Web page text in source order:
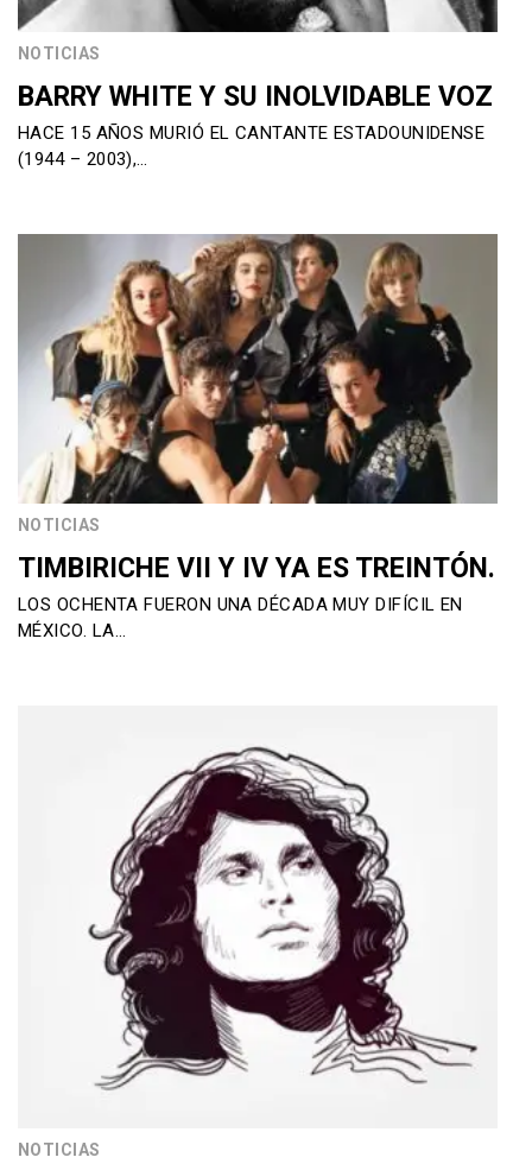
NOTICIAS
BARRY WHITE Y SU INOLVIDABLE VOZ
HACE 15 AÑOS MURIÓ EL CANTANTE ESTADOUNIDENSE
(1944 – 2003),…
NOTICIAS
TIMBIRICHE VII Y IV YA ES TREINTÓN.
LOS OCHENTA FUERON UNA DÉCADA MUY DIFÍCIL EN
MÉXICO. LA…
NOTICIAS